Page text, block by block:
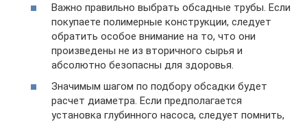
Важно правильно выбрать обсадные трубы. Если
покупаете полимерные конструкции, следует
обратить особое внимание на то, что они
произведены не из вторичного сырья и
абсолютно безопасны для здоровья.
Значимым шагом по подбору обсадки будет
расчет диаметра. Если предполагается
установка глубинного насоса, следует помнить,